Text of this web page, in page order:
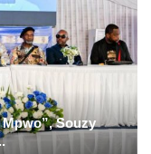
Mpwo”, Souzy